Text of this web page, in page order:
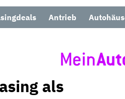
Antrieb
als